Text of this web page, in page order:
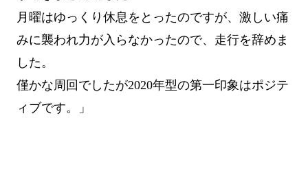
月曜はゆっくり休息をとったのですが、激しい痛
みに襲われ力が入らなかったので、走行を辞めま
した。
僅かな周回でしたが2020年型の第一印象はポジテ
ィブです。」